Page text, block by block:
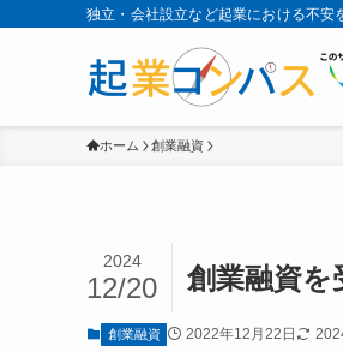
独立・会社設立など起業における不安
ホーム 創業融資
創業融資
2024
12/20
創業融資 2022年12月22日